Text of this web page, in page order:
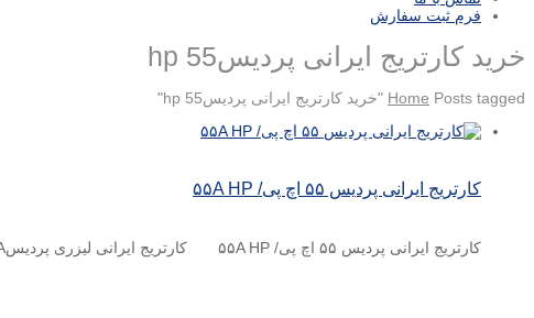
فرم ثبت سفارش
خرید کارتریج ایرانی پردیس55 hp
Home Posts tagged "خرید کارتریج ایرانی پردیس55 hp"
کارتریج ایرانی پردیس ۵۵ اچ پی/ ۵۵A HP
کارتریج ایرانی پردیس ۵۵ اچ پی/ ۵۵A HP کارتریج ایرانی لیزری پردیس۵۵A شرکت پردیس چاپگر باران با استفاده ...